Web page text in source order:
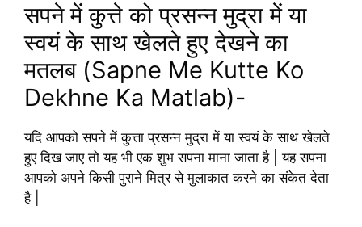
सपने में कुत्ते को प्रसन्न मुद्रा में या
स्वयं के साथ खेलते हुए देखने का
मतलब (Sapne Me Kutte Ko
Dekhne Ka Matlab)-
यदि आपको सपने में कुत्ता प्रसन्न मुद्रा में या स्वयं के साथ खेलते
हुए दिख जाए तो यह भी एक शुभ सपना माना जाता है | यह सपना
आपको अपने किसी पुराने मित्र से मुलाकात करने का संकेत देता
है |